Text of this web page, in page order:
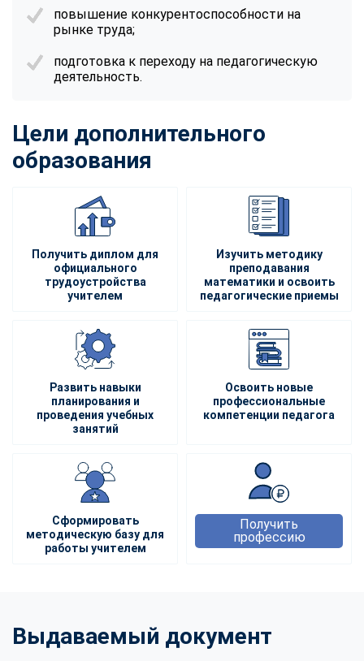
повышение конкурентоспособности на
рынке труда;
подготовка к переходу на педагогическую
деятельность.
Цели дополнительного
образования
Получить диплом для
официального
трудоустройства
учителем
Изучить методику
преподавания
математики и освоить
педагогические приемы
Развить навыки
планирования и
проведения учебных
занятий
Освоить новые
профессиональные
компетенции педагога
Сформировать
методическую базу для
работы учителем
Получить
профессию
Выдаваемый документ